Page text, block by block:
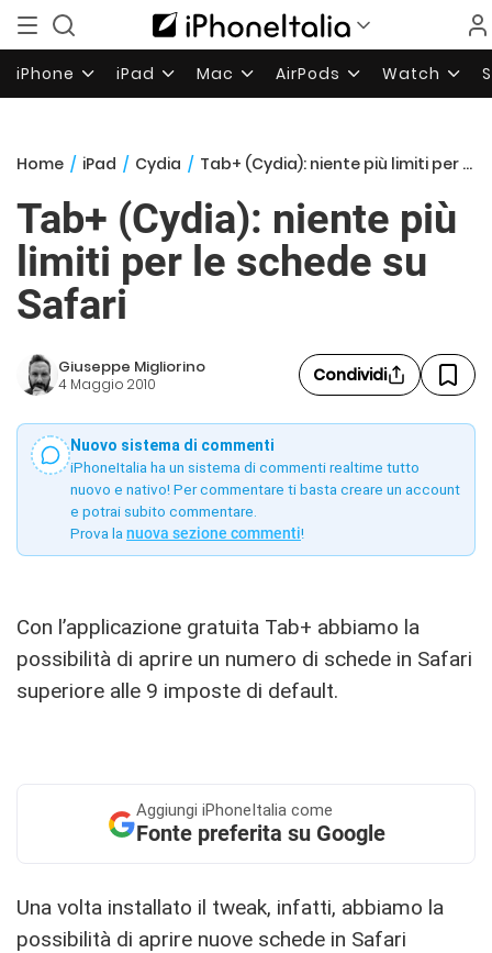
iPhone iPad Mac AirPods Watch
Home / iPad / Cydia / Tab+ (Cydia): niente più limiti per le schede su Safari
Tab+ (Cydia): niente più
limiti per le schede su
Safari
Giuseppe Migliorino
4 Maggio 2010 Condividi
Nuovo sistema di commenti
iPhoneItalia ha un sistema di commenti realtime tutto
nuovo e nativo! Per commentare ti basta creare un account
e potrai subito commentare.
Prova la nuova sezione commenti!
Con l’applicazione gratuita Tab+ abbiamo la
possibilità di aprire un numero di schede in Safari
superiore alle 9 imposte di default.
Aggiungi iPhoneItalia come
Fonte preferita su Google
Una volta installato il tweak, infatti, abbiamo la
possibilità di aprire nuove schede in Safari